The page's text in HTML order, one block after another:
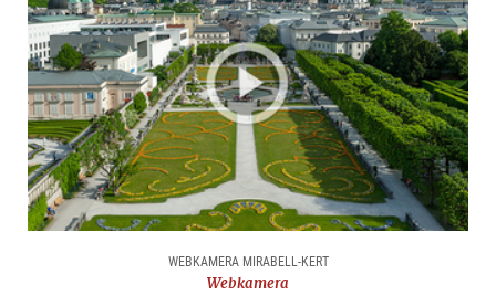
WEBKAMERA MIRABELL-KERT
Webkamera